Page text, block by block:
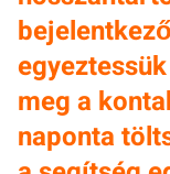
meg a
naponta